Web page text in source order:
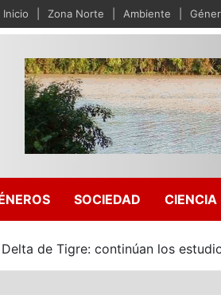
Inicio Zona Norte Ambiente
SOCIEDAD CIENCIA
de Tigre: continúan los